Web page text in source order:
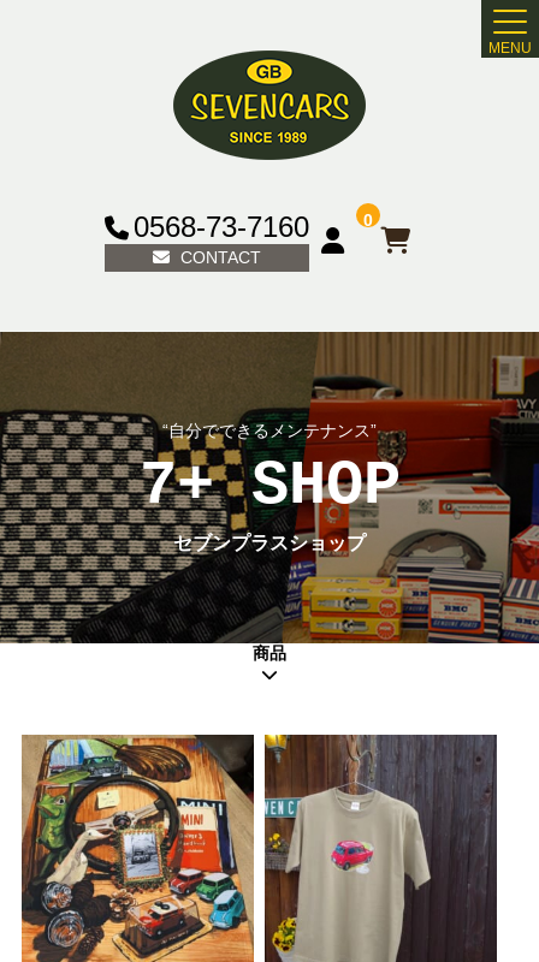
0568-73-7160
CONTACT
0
MENU
セブンプラスショップ
メンテナンスグッズ
フロアマット・エクステリア
オリジナルオイル・クーラント
ケミカルグッズ
公式ホームページ
“自分でできるメンテナンス”
7+ SHOP
セブンプラスショップ
商品